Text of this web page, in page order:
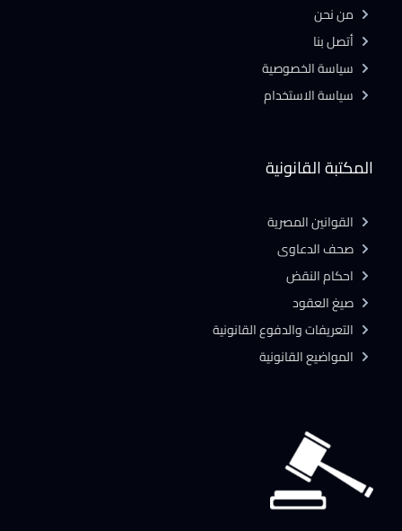
المكتبة القانونية
القوانين المصرية
صحف الدعاوى
احكام النقض
صيغ العقود
التعريفات والدفوع القانونية
المواضيع القانونية
من نحن
أتصل بنا
سياسة الخصوصية
سياسة الاستخدام